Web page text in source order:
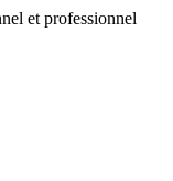
et professionnel